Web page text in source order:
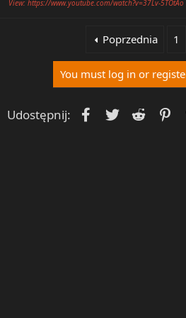
View: https://www.youtube.com/watch?v=37Lv-5TOtAo
Poprzednia 1
You must log in or
Udostępnij: Facebook
Twitter Reddit